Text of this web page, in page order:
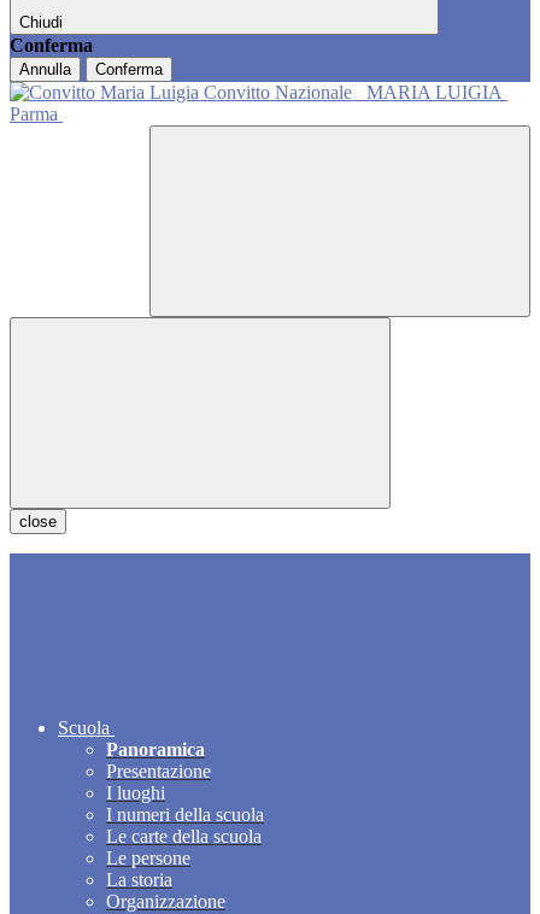
Chiudi
Conferma
Annulla Conferma
Convitto Nazionale
MARIA LUIGIA
Parma
close
Scuola
Panoramica
Presentazione
I luoghi
I numeri della scuola
Le carte della scuola
Le persone
La storia
Organizzazione